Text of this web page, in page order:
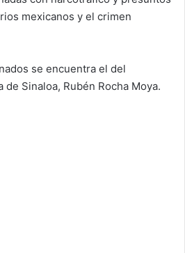
mexicanos y el crimen
se encuentra el del
Sinaloa, Rubén Rocha Moya.